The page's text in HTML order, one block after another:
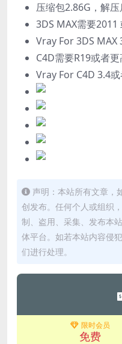
压缩包2.86G，解
3DS MAX需要2011
Vray For 3DS MAX
C4D需要R19或者
Vray For C4D 3.4
声明：本站所有文章，
创发布。任何个人或组织
制、盗用、采集、发布本
体平台。如若本站内容侵
们进行处理。
限时会员
免费